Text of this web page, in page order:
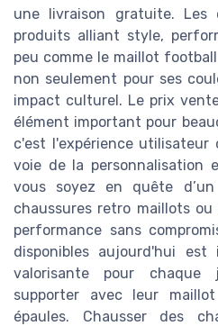
une livraison gratuite. Les
produits alliant style,
peu comme le maillot
non seulement pour ses
impact culturel. Le prix
élément important pour
c'est l'expérience utilisateur
voie de la personnalisation
vous soyez en quête
chaussures retro maillots
performance sans
disponibles aujourd'hui
valorisante pour chaque
supporter avec leur
épaules. Chausser des